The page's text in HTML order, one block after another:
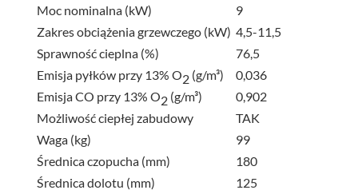
Moc nominalna (kW)
9
Zakres obciążenia grzewczego (kW) 4,5-11,5
Sprawność cieplna (%)
76,5
Emisja pyłków przy 13% O2(g/m³)
0,036
Emisja CO przy 13% O2(g/m³)
0,902
Możliwość ciepłej zabudowy
TAK
Waga (kg)
99
Średnica czopucha (mm)
180
Średnica dolotu (mm)
125